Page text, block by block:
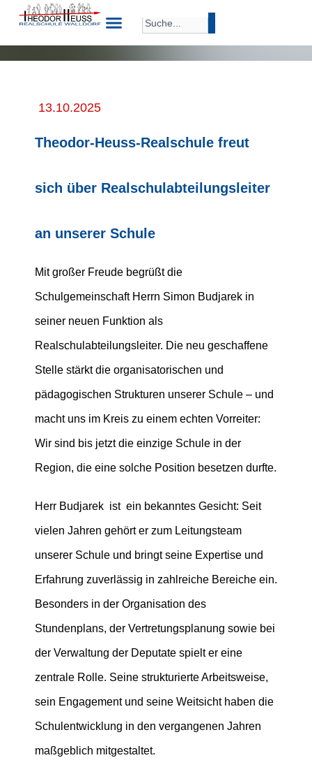
13.10.2025
Theodor-Heuss-Realschule freut
sich über Realschulabteilungsleiter
an unserer Schule
Mit großer Freude begrüßt die
Schulgemeinschaft Herrn Simon Budjarek in
seiner neuen Funktion als
Realschulabteilungsleiter. Die neu geschaffene
Stelle stärkt die organisatorischen und
pädagogischen Strukturen unserer Schule – und
macht uns im Kreis zu einem echten Vorreiter:
Wir sind bis jetzt die einzige Schule in der
Region, die eine solche Position besetzen durfte.
Herr Budjarek ist ein bekanntes Gesicht: Seit
vielen Jahren gehört er zum Leitungsteam
unserer Schule und bringt seine Expertise und
Erfahrung zuverlässig in zahlreiche Bereiche ein.
Besonders in der Organisation des
Stundenplans, der Vertretungsplanung sowie bei
der Verwaltung der Deputate spielt er eine
zentrale Rolle. Seine strukturierte Arbeitsweise,
sein Engagement und seine Weitsicht haben die
Schulentwicklung in den vergangenen Jahren
maßgeblich mitgestaltet.